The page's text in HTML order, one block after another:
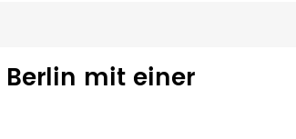
Berlin mit einer